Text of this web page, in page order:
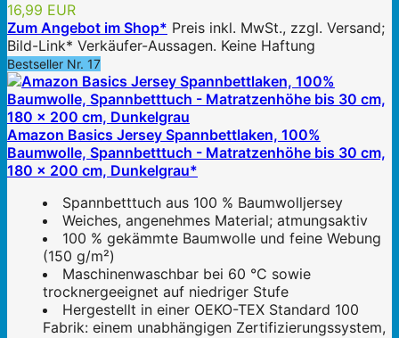
16,99 EUR
Zum Angebot im Shop* Preis inkl. MwSt., zzgl. Versand;
Bild-Link* Verkäufer-Aussagen. Keine Haftung
Bestseller Nr. 17
Amazon Basics Jersey Spannbettlaken, 100%
Baumwolle, Spannbetttuch - Matratzenhöhe bis 30 cm,
180 x 200 cm, Dunkelgrau*
Spannbetttuch aus 100 % Baumwolljersey
Weiches, angenehmes Material; atmungsaktiv
100 % gekämmte Baumwolle und feine Webung
(150 g/m²)
Maschinenwaschbar bei 60 °C sowie
trocknergeeignet auf niedriger Stufe
Hergestellt in einer OEKO-TEX Standard 100
Fabrik: einem unabhängigen Zertifizierungssystem,